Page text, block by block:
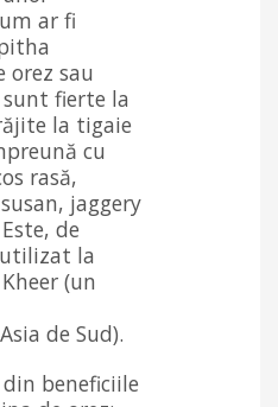
ar fi
orez sau
fierte la
la tigaie
cu
rasă,
jaggery
de
la
(un
de Sud).
beneficiile